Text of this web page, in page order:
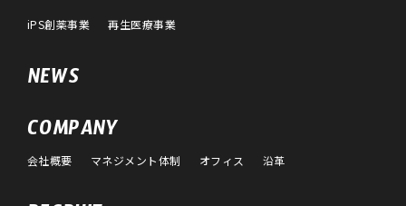
iPS創薬事業 再生医療事業
NEWS
COMPANY
会社概要 マネジメント体制 オフィス 沿革